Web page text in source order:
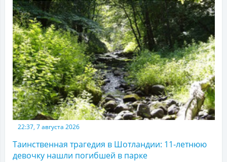
22:37, 7 августа 2026
Таинственная трагедия в Шотландии: 11-летнюю
девочку нашли погибшей в парке